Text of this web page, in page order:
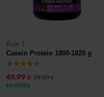
Rule 1
Casein Protein 1800-1820 g
49,99 € 59,90€
EN STOCK